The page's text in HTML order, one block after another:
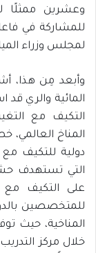
وعشرين ممثلًا
للمشاركة في
لمجلس وزراء
وأبعد مِن هذا،
المائية والري
التكيف مع
التي تستهدف حشد
على التكيف مع
للمتخصصين
المناخية، حيث
خلال مركز